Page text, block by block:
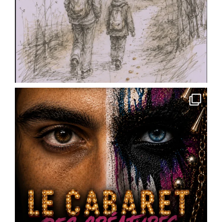
Cette année, pour la saison 2026-2027, nous ne
vous proposons pas une série de stages.
Nous vous invitons à entrer dans un univers.
Pendant cinq rendez-vous répartis tout au long
de la saison, vous donnerez progressivement
naissance à votre propre créature de cabaret à
Ingré près d'Orléans)
Un personnage unique.
Votre personnage.
À chaque...See More
Photo
View on Facebook · Share
Scène Dramatique Ackermann
1 month ago